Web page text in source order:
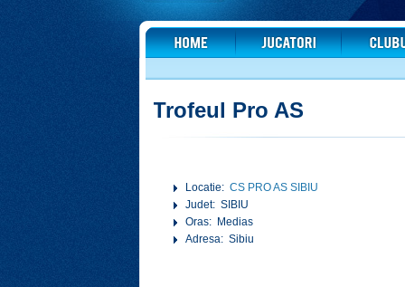
Trofeul Pro AS
Locatie:CS PRO AS SIBIU
Judet: SIBIU
Oras: Medias
Adresa: Sibiu